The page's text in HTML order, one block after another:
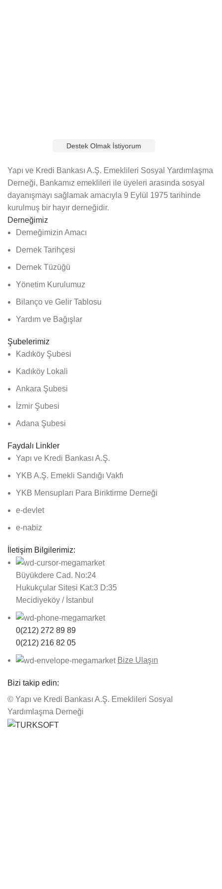
Destek Olmak İstiyorum
Yapı ve Kredi Bankası A.Ş. Emeklileri Sosyal Yardımlaşma
Derneği, Bankamız emeklileri ile üyeleri arasında sosyal
dayanışmayı sağlamak amacıyla 9 Eylül 1975 tarihinde
kurulmuş bir hayır derneğidir.
Derneğimiz
Derneğimizin Amacı
Dernek Tarihçesi
Dernek Tüzüğü
Yönetim Kurulumuz
Bilanço ve Gelir Tablosu
Yardım ve Bağışlar
Şubelerimiz
Kadıköy Şubesi
Kadıköy Lokali
Ankara Şubesi
İzmir Şubesi
Adana Şubesi
Faydalı Linkler
Yapı ve Kredi Bankası A.Ş.
YKB A.Ş. Emekli Sandığı Vakfı
YKB Mensupları Para Biriktirme Derneği
e-devlet
e-nabiz
İletişim Bilgilerimiz:
Büyükdere Cad. No:24
Hukukçular Sitesi Kat:3 D:35
Mecidiyeköy / İstanbul
0(212) 272 89 89
0(212) 216 82 05
Bize Ulaşın
Bizi takip edin:
© Yapı ve Kredi Bankası A.Ş. Emeklileri Sosyal
Yardımlaşma Derneği